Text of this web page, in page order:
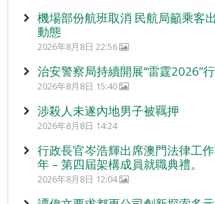
機場部份航班取消 民航局籲乘客
動態
2026年8月8日 22:56
治安警察局持續開展“雷霆2026”
2026年8月8日 15:40
涉殺人未遂內地男子被羈押
2026年8月8日 14:24
行政長官岑浩輝出席澳門法律工
年 – 第四屆架構成員就職典禮。
2026年8月8日 12:04